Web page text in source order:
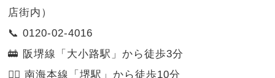
店街内）
📞 0120-02-4016
🚋 阪堺線「大小路駅」から徒歩3分
🚶‍♂️ 南海本線「堺駅」から徒歩10分